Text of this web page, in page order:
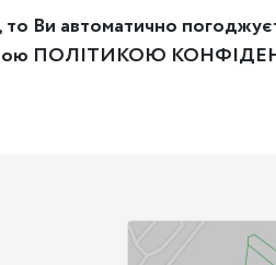
то Ви автоматично
ПОЛІТИКОЮ